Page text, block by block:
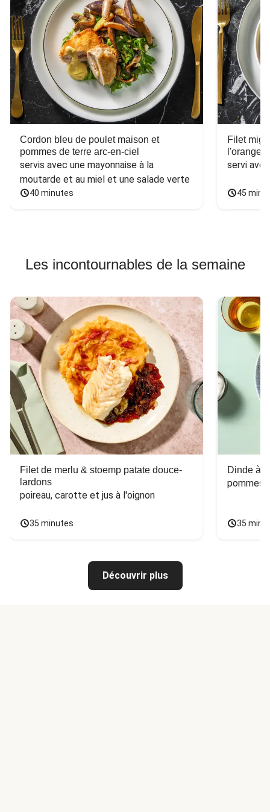
Cordon bleu de poulet maison et
pommes de terre arc-en-ciel
servis avec une mayonnaise à la
moutarde et au miel et une salade verte
40 minutes
Filet
l'orange
servi
45
Les incontournables de la semaine
Filet de merlu & stoemp patate douce-
lardons
poireau, carotte et jus à l'oignon
35 minutes
Dinde à
pommes
35
Découvrir plus